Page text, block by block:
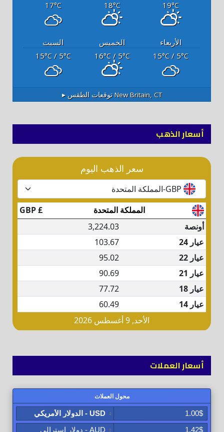
19°C
18°C
17°C
الأربعاء الخميس
السبت
15°C / 5°C
16°C/ 5°C
15°C/ 5°C
New Britain, CTتوقعات الطقس ▸
أسعار الذهب
أسعار العملات